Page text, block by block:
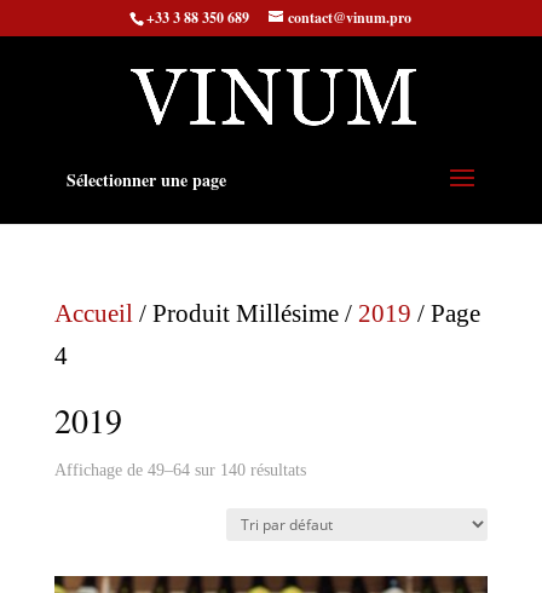
+33 3 88 350 689 contact@vinum.pro
Sélectionner une page
Accueil/ Produit Millésime / 2019 / Page
4
2019
Affichage de 49–64 sur 140 résultats